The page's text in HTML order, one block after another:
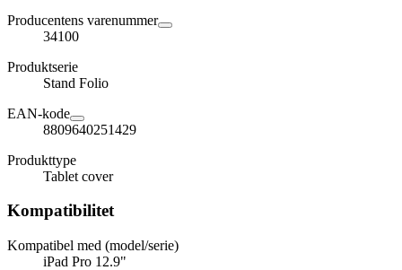
Producentens varenummer
34100
Produktserie
Stand Folio
EAN-kode
8809640251429
Produkttype
Tablet cover
Kompatibilitet
Kompatibel med (model/serie)
iPad Pro 12.9"